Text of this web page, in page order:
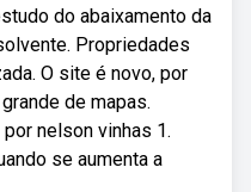
do abaixamento da
Propriedades
O site é novo, por
de mapas.
nelson vinhas 1.
se aumenta a